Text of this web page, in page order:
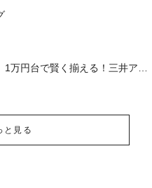
1万円台で賢く揃える！三井アウ
敗しないセレモニー服」
と見る